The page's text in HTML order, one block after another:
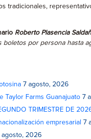
tradicionales,
Roberto Plasencia
boletos por persona hasta
7 agosto, 2026
Taylor Farms Guanajuato 7
TRIMESTRE DE
empresarial 7
agosto, 2026